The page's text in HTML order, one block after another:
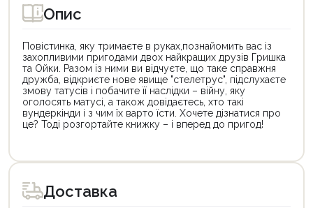
Опис
Повістинка, яку тримаєте в руках,познайомить вас із
захопливими пригодами двох найкращих друзів Гришка
та Ойки. Разом із ними ви відчуєте, що таке справжня
дружба, відкриєте нове явище "стелетрус", підслухаєте
змову татусів і побачите її наслідки – війну, яку
оголосять матусі, а також довідаєтесь, хто такі
вундеркінди і з чим їх варто їсти. Хочете дізнатися про
це? Тоді розгортайте книжку – і вперед до пригод!
товар
для
покупкиДоставка